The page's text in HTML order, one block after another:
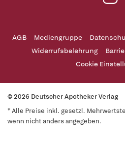
AGB Mediengruppe
Widerrufsbelehrung
Cookie
© 2026 Deutscher Apotheker Verlag
* Alle Preise inkl. gesetzl.
wenn nicht anders angegeben.